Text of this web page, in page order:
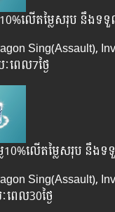
10%លើតម្លៃសរុប នឹងទ
Sing(Assault),
ពេល​​7ថ្ងៃ
ៃ10%លើតម្លៃសរុប នឹង
Sing(Assault),
េល​​30ថ្ងៃ